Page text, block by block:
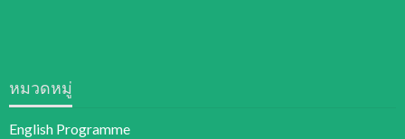
หมวดหมู่
English Programme